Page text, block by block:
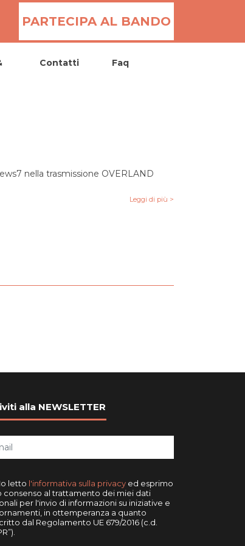
PARTECIPA AL BANDO
Contatti Faq
nella trasmissione OVERLAND
Leggi di più >
alla NEWSLETTER
letto l'informativa sulla privacy ed esprimo
consenso al trattamento dei miei dati
per l'invio di informazioni su iniziative e
in ottemperanza a quanto
dal Regolamento UE 679/2016 (c.d.